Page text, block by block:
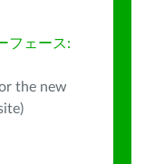
フェース:
the new